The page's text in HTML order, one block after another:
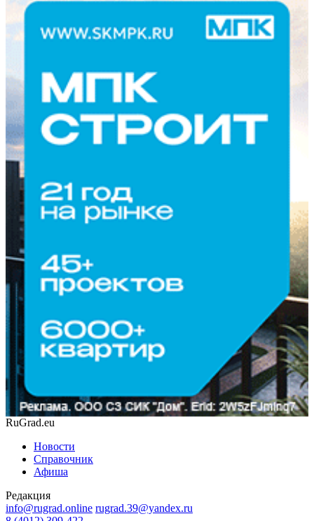
RuGrad.eu
Новости
Справочник
Афиша
Редакция
info@rugrad.online rugrad.39@yandex.ru